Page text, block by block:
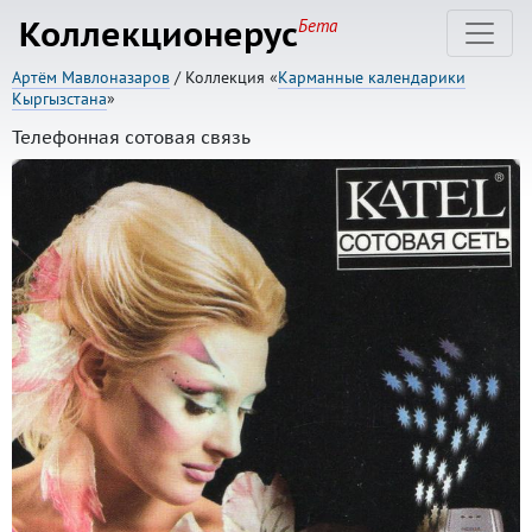
КоллекционерусБета
Артём Мавлоназаров / Коллекция «Карманные календарики
Кыргызстана»
Телефонная сотовая связь